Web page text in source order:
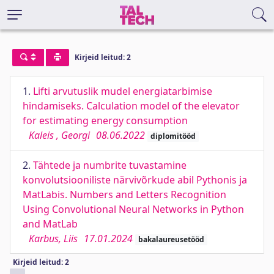
Kirjeid leitud: 2
1. Lifti arvutuslik mudel energiatarbimise
hindamiseks. Calculation model of the elevator
for estimating energy consumption
Kaleis , Georgi 08.06.2022 diplomitööd
2. Tähtede ja numbrite tuvastamine
konvolutsiooniliste närvivõrkude abil Pythonis ja
MatLabis. Numbers and Letters Recognition
Using Convolutional Neural Networks in Python
and MatLab
Karbus, Liis 17.01.2024 bakalaureusetööd
Kirjeid leitud: 2